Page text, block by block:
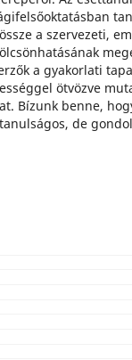
a szervezeti,
a gyakorlati
ötvözve
Bízunk benne,
de